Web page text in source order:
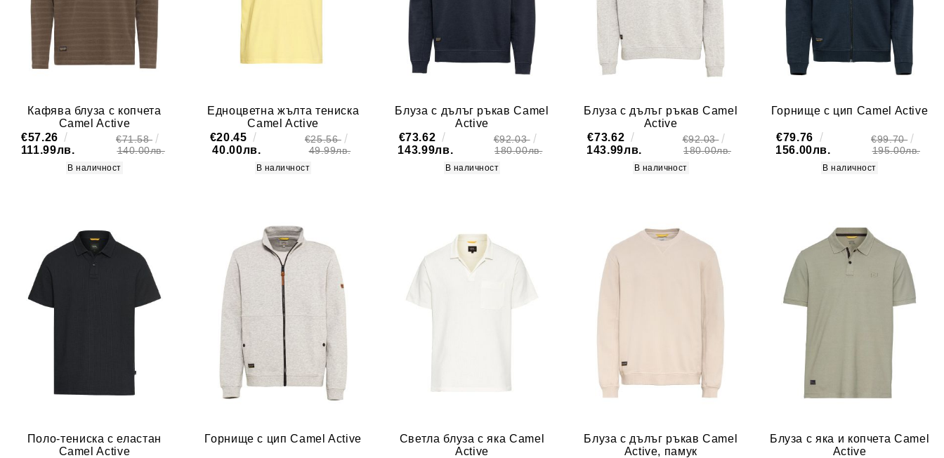
Кафява блуза с копчета
Camel Active
€57.26
111.99лв.
€71.58
140.00лв.
В наличност
Едноцветна жълта тениска
Camel Active
€20.45
40.00лв.
€25.56
49.99лв.
В наличност
Блуза с дълъг ръкав Camel
Active
€73.62
143.99лв.
€92.03
180.00лв.
В наличност
Блуза с дълъг ръкав Camel
Active
€73.62
143.99лв.
€92.03
180.00лв.
В наличност
Горнище с цип Camel Active
€79.76
156.00лв.
€99.70
195.00лв.
В наличност
Поло-тениска с еластан
Camel Active
Горнище с цип Camel Active
Светла блуза с яка Camel
Active
Блуза с дълъг ръкав Camel
Active, памук
Блуза с яка и копчета Camel
Active